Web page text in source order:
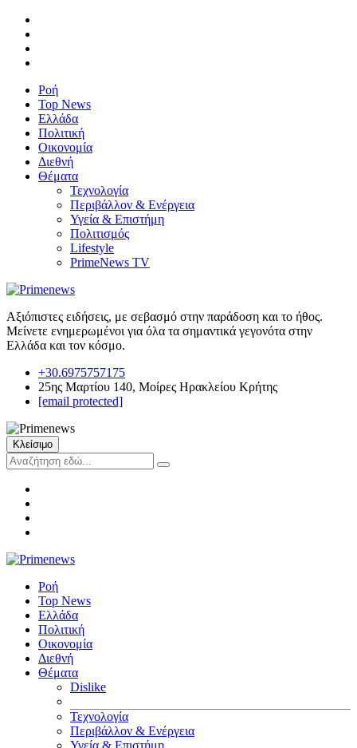
Ροή
Top News
Ελλάδα
Πολιτική
Οικονομία
Διεθνή
Θέματα
Τεχνολογία
Περιβάλλον & Ενέργεια
Υγεία & Επιστήμη
Πολιτισμός
Lifestyle
PrimeNews TV
Αξιόπιστες ειδήσεις, με σεβασμό στην παράδοση και το ήθος.
Μείνετε ενημερωμένοι για όλα τα σημαντικά γεγονότα στην
Ελλάδα και τον κόσμο.
+30.6975757175
25ης Μαρτίου 140, Μοίρες Ηρακλείου Κρήτης
[email protected]
Κλείσιμο
Ροή
Top News
Ελλάδα
Πολιτική
Οικονομία
Διεθνή
Θέματα
Dislike
Τεχνολογία
Περιβάλλον & Ενέργεια
Υγεία & Επιστήμη